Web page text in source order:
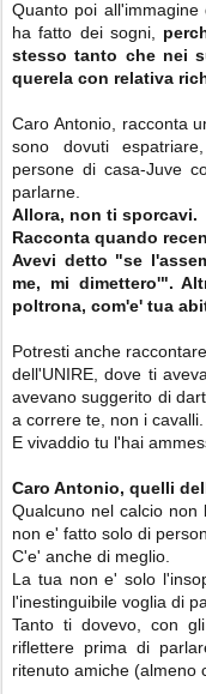
Quanto poi
ha fatto dei sogni,
stesso tanto che nei
querela con relativa
Caro Antonio, racconta
sono dovuti
persone di casa-Juve
parlarne.
Allora, non ti sporcavi.
Racconta quando
Avevi detto "se
me, mi dimettero'".
poltrona, com'e' tua
Potresti anche
dell'UNIRE, dove ti
avevano suggerito di
a correre te, non i cavalli.
E vivaddio tu l'hai
Caro Antonio, quelli
Qualcuno nel calcio
non e' fatto solo di
C'e' anche di meglio.
La tua non e' solo
l'inestinguibile voglia di
Tanto ti dovevo, con
riflettere prima di
ritenuto amiche (almeno